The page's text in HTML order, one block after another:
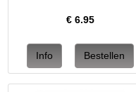
€ 6.95